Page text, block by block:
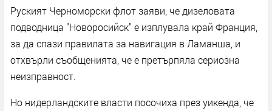
Руският Черноморски флот заяви, че дизеловата
подводница "Новоросийск" е изплувала край Франция,
за да спази правилата за навигация в Ламанша, и
отхвърли съобщенията, че е претърпяла сериозна
неизправност.
Но нидерландските власти посочиха през уикенда, че